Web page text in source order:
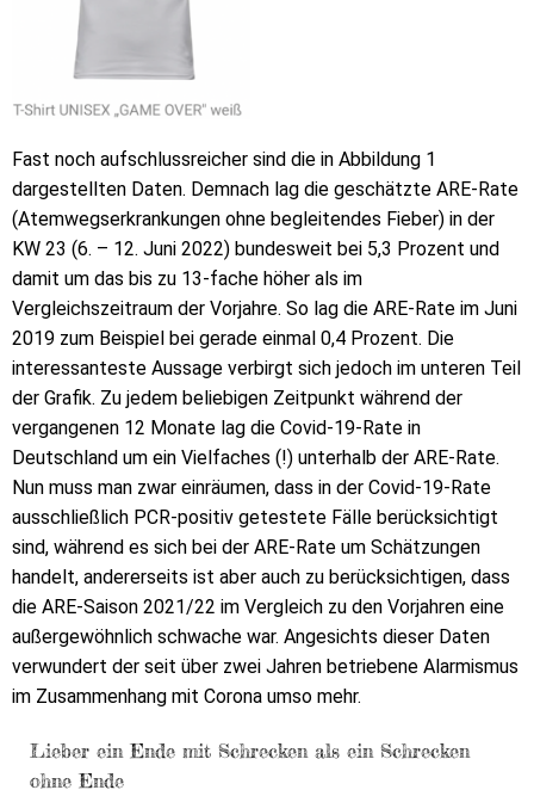
Fast noch aufschlussreicher sind die in Abbildung 1
dargestellten Daten. Demnach lag die geschätzte ARE-Rate
(Atemwegserkrankungen ohne begleitendes Fieber) in der
KW 23 (6. – 12. Juni 2022) bundesweit bei 5,3 Prozent und
damit um das bis zu 13-fache höher als im
Vergleichszeitraum der Vorjahre. So lag die ARE-Rate im Juni
2019 zum Beispiel bei gerade einmal 0,4 Prozent. Die
interessanteste Aussage verbirgt sich jedoch im unteren Teil
der Grafik. Zu jedem beliebigen Zeitpunkt während der
vergangenen 12 Monate lag die Covid-19-Rate in
Deutschland um ein Vielfaches (!) unterhalb der ARE-Rate.
Nun muss man zwar einräumen, dass in der Covid-19-Rate
ausschließlich PCR-positiv getestete Fälle berücksichtigt
sind, während es sich bei der ARE-Rate um Schätzungen
handelt, andererseits ist aber auch zu berücksichtigen, dass
die ARE-Saison 2021/22 im Vergleich zu den Vorjahren eine
außergewöhnlich schwache war. Angesichts dieser Daten
verwundert der seit über zwei Jahren betriebene Alarmismus
im Zusammenhang mit Corona umso mehr.
Lieber ein Ende mit Schrecken als ein Schrecken
ohne Ende